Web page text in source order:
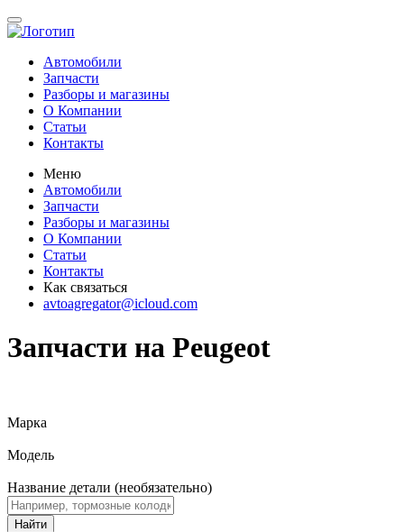
Автомобили
Запчасти
Разборы и магазины
О Компании
Статьи
Контакты
Меню
Автомобили
Запчасти
Разборы и магазины
О Компании
Статьи
Контакты
Как связаться
avtoagregator@icloud.com
Запчасти на Peugeot
Марка
Модель
Название детали (необязательно)
Найти